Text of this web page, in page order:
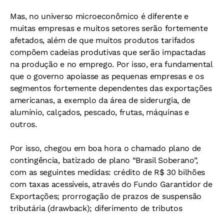
Mas, no universo microeconômico é diferente e
muitas empresas e muitos setores serão fortemente
afetados, além de que muitos produtos tarifados
compõem cadeias produtivas que serão impactadas
na produção e no emprego. Por isso, era fundamental
que o governo apoiasse as pequenas empresas e os
segmentos fortemente dependentes das exportações
americanas, a exemplo da área de siderurgia, de
alumínio, calçados, pescado, frutas, máquinas e
outros.
Por isso, chegou em boa hora o chamado plano de
contingência, batizado de plano “Brasil Soberano”,
com as seguintes medidas: crédito de R$ 30 bilhões
com taxas acessíveis, através do Fundo Garantidor de
Exportações; prorrogação de prazos de suspensão
tributária (drawback); diferimento de tributos